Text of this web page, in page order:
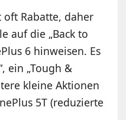
oft Rabatte, daher
auf die „Back to
6 hinweisen. Es
ein „Tough &
kleine Aktionen
5T (reduzierte